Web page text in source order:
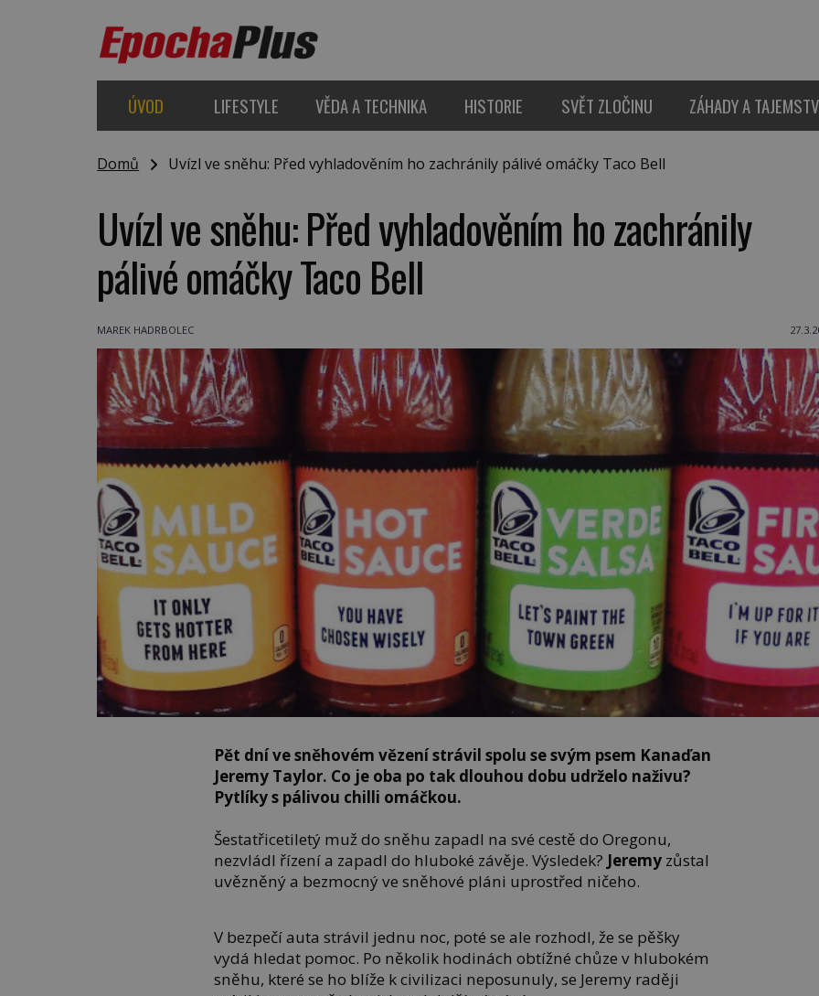
ÚVOD LIFESTYLE VĚDA A TECHNIKA HISTORIE SVĚT ZLOČINU ZÁHADY A
Domů Uvízl ve sněhu: Před vyhladověním ho zachránily pálivé omáčky Taco Bell
Uvízl ve sněhu: Před vyhladověním ho zachránily
pálivé omáčky Taco Bell
MAREK HADRBOLEC
Pět dní ve sněhovém vězení strávil spolu se svým psem Kanaďan
Jeremy Taylor. Co je oba po tak dlouhou dobu udrželo naživu?
Pytlíky s pálivou chilli omáčkou.
Šestatřicetiletý muž do sněhu zapadl na své cestě do Oregonu,
nezvládl řízení a zapadl do hluboké závěje. Výsledek? Jeremy zůstal
uvězněný a bezmocný ve sněhové pláni uprostřed ničeho.
V bezpečí auta strávil jednu noc, poté se ale rozhodl, že se pěšky
vydá hledat pomoc. Po několik hodinách obtížné chůze v hlubokém
sněhu, které se ho blíže k civilizaci neposunuly, se Jeremy raději